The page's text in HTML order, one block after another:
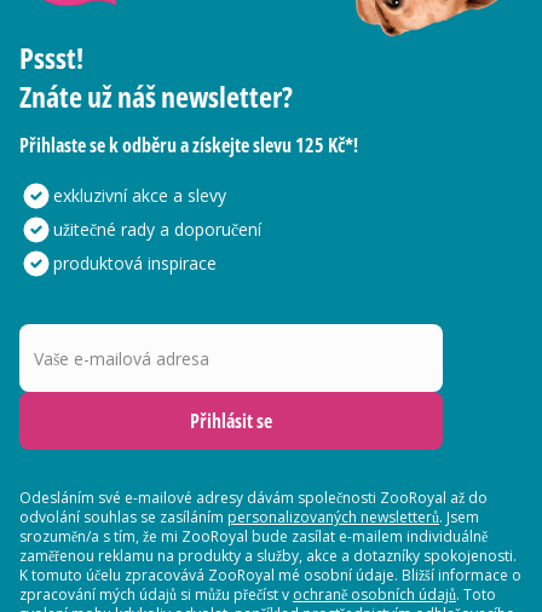
Pssst!
Znáte už náš newsletter?
Přihlaste se k odběru a získejte slevu 125 Kč*!
exkluzivní akce a slevy
užitečné rady a doporučení
produktová inspirace
Vaše e-mailová adresa
Přihlásit se
Odesláním své e-mailové adresy dávám společnosti ZooRoyal až do
odvolání souhlas se zasíláním personalizovaných newsletterů. Jsem
srozuměn/a s tím, že mi ZooRoyal bude zasílat e-mailem individuálně
zaměřenou reklamu na produkty a služby, akce a dotazníky spokojenosti.
K tomuto účelu zpracovává ZooRoyal mé osobní údaje. Bližší informace o
zpracování mých údajů si můžu přečíst v ochraně osobních údajů. Toto